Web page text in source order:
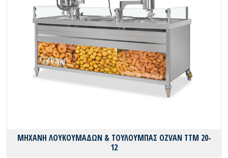
ΜΗΧΑΝΗ ΛΟΥΚΟΥΜΑΔΩΝ & ΤΟΥΛΟΥΜΠΑΣ OZVAN TTM 20-
12